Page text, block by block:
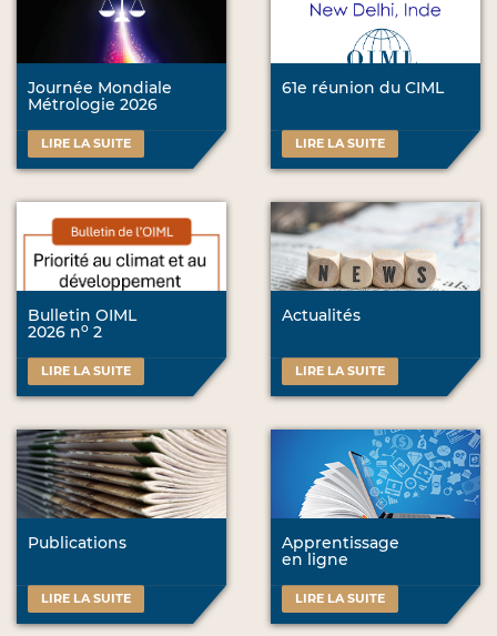
Journée Mondiale
Métrologie 2026
LIRE LA SUITE
61e réunion du CIML
LIRE LA SUITE
Bulletin OIML
2026 no 2
LIRE LA SUITE
Actualités
LIRE LA SUITE
Publications
LIRE LA SUITE
Apprentissage
en ligne
LIRE LA SUITE